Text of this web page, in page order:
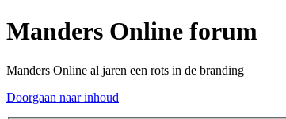
Manders Online forum
Manders Online al jaren een rots in de branding
Doorgaan naar inhoud